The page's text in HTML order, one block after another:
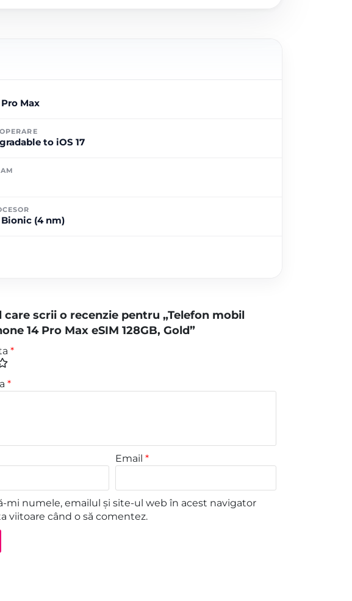
Max
to iOS 17
Bionic (4 nm)
care scrii o recenzie pentru „Telefon mobil
14 Pro Max eSIM 128GB, Gold”
*
*
Email*
mi numele, emailul și site-ul web în acest navigator
viitoare când o să comentez.